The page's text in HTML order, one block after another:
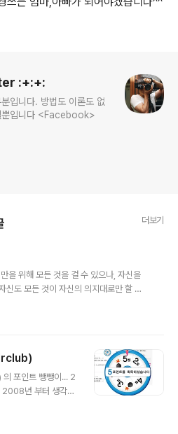
:+:+:
도 이론도 없
더보기
을 위해 모든 것을 걸 수 있으나, 자신을
신도 모든 것이 자신의 의지대로만 할 수
내 욕심에 따른 것들 때문에 가끔씩 한
, 허탈한 기분에 마음마저 갑갑해져오기
들... 그저... 감사하며 살아가기에도 벅찬
고 있는 내가 한심할 따..
포인트 뺑뺑이... 2
2008년 부터 생각날
. 평소 그냥 1점이